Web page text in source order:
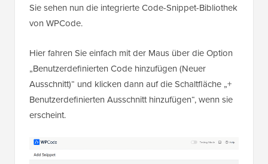
Sie sehen nun die integrierte Code-Snippet-Bibliothek
von WPCode.
Hier fahren Sie einfach mit der Maus über die Option
„Benutzerdefinierten Code hinzufügen (Neuer
Ausschnitt)“ und klicken dann auf die Schaltfläche „+
Benutzerdefinierten Ausschnitt hinzufügen“, wenn sie
erscheint.